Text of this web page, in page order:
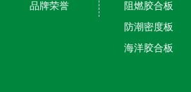
品牌荣誉
阻燃胶合板
防潮密度板
海洋胶合板